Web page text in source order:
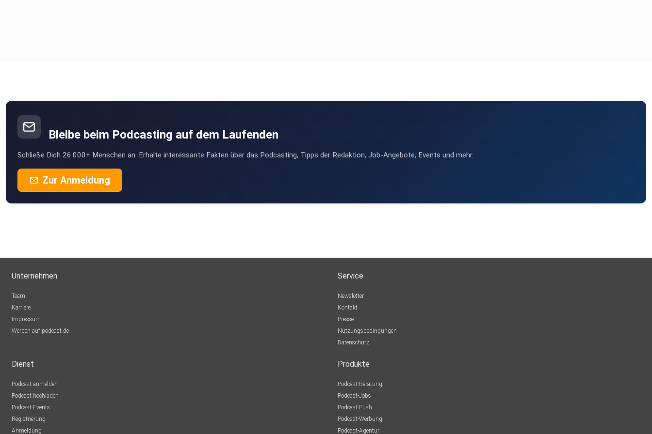
Bleibe beim Podcasting auf dem Laufenden
Schließe Dich 26.000+ Menschen an. Erhalte interessante Fakten über das Podcasting, Tipps der Redaktion, Job-Angebote, Events und mehr.
Zur Anmeldung
Unternehmen
Team
Karriere
Impressum
Werben auf podcast.de
Service
Newsletter
Kontakt
Presse
Nutzungsbedingungen
Datenschutz
Dienst
Podcast anmelden
Podcast hochladen
Podcast-Events
Registrierung
Anmeldung
Produkte
Podcast-Beratung
Podcast-Jobs
Podcast-Push
Podcast-Werbung
Podcast-Agentur